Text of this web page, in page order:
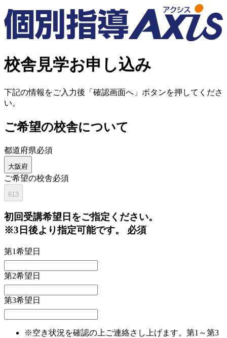
校舎見学お申し込み
下記の情報をご入力後「確認画面へ」ボタンを押してくださ
い。
ご希望の校舎について
都道府県必須
大阪府
ご希望の校舎必須
613
初回受講希望日をご指定ください。
※3日後より指定可能です。 必須
第1希望日
第2希望日
第3希望日
※空き状況を確認の上ご連絡さし上げます。第1～第3